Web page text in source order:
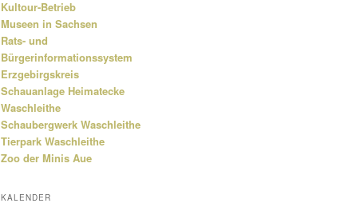
Kultour-Betrieb
Museen in Sachsen
Rats- und
Bürgerinformationssystem
Erzgebirgskreis
Schauanlage Heimatecke
Waschleithe
Schaubergwerk Waschleithe
Tierpark Waschleithe
Zoo der Minis Aue
KALENDER